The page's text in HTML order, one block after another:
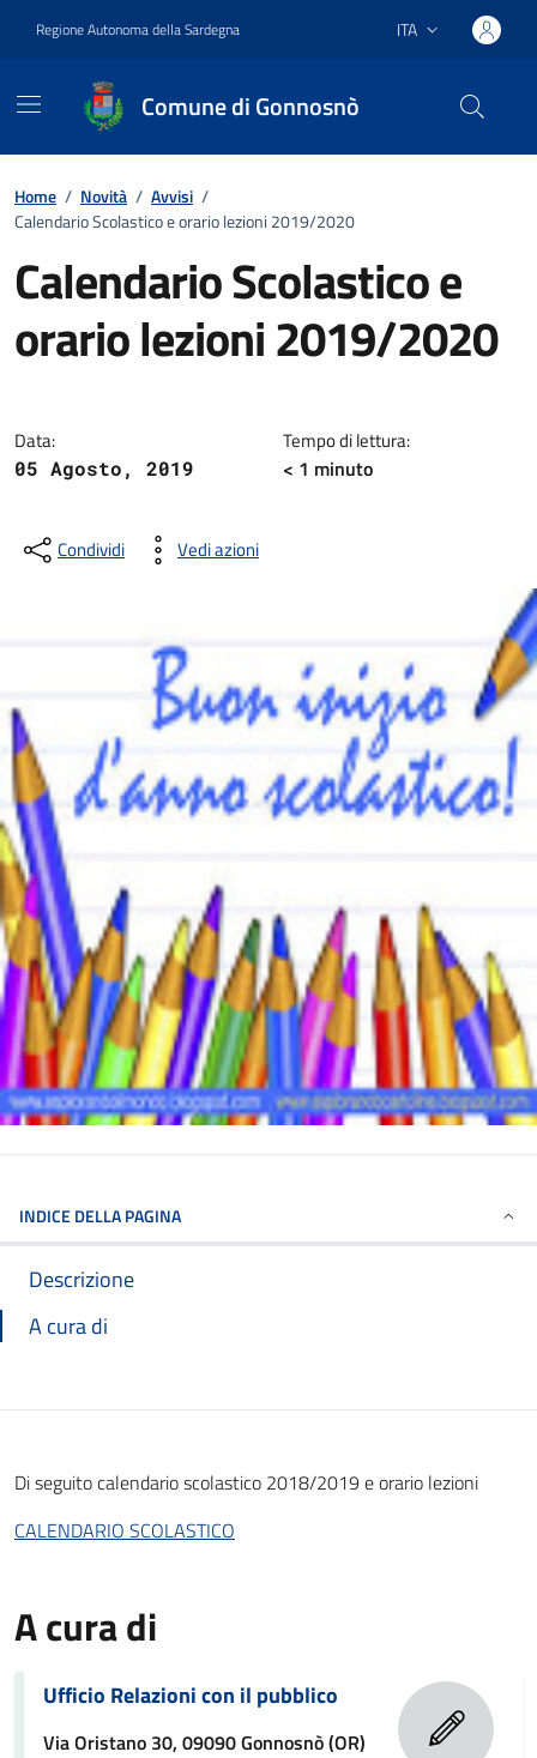
Regione Autonoma della Sardegna Lingua attiva:
ITA
Comune di Gonnosnò
Home / Novità / Avvisi /
Calendario Scolastico e orario lezioni 2019/2020
Calendario Scolastico e
orario lezioni 2019/2020
Data:
05 Agosto, 2019
Tempo di lettura:
< 1 minuto
Condividi Vedi azioni
INDICE DELLA PAGINA
Descrizione
A cura di
Di seguito calendario scolastico 2018/2019 e orario lezioni
CALENDARIO SCOLASTICO
A cura di
Ufficio Relazioni con il pubblico
Via Oristano 30, 09090 Gonnosnò (OR)